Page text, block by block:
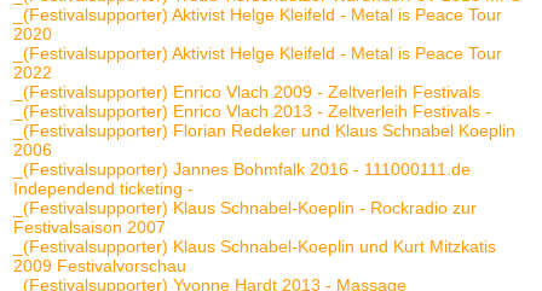
_(Festivalsupporter) Aktivist Helge Kleifeld - Metal is Peace Tour
2020
_(Festivalsupporter) Aktivist Helge Kleifeld - Metal is Peace Tour
2022
_(Festivalsupporter) Enrico Vlach 2009 - Zeltverleih Festivals
_(Festivalsupporter) Enrico Vlach 2013 - Zeltverleih Festivals -
_(Festivalsupporter) Florian Redeker und Klaus Schnabel Koeplin
2006
_(Festivalsupporter) Jannes Bohmfalk 2016 - 111000111.de
Independend ticketing -
_(Festivalsupporter) Klaus Schnabel-Koeplin - Rockradio zur
Festivalsaison 2007
_(Festivalsupporter) Klaus Schnabel-Koeplin und Kurt Mitzkatis
2009 Festivalvorschau
_(Festivalsupporter) Yvonne Hardt 2013 - Massage